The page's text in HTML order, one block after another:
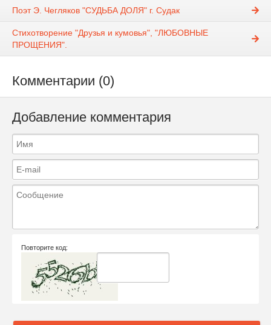
Поэт Э. Чегляков "СУДЬБА ДОЛЯ" г. Судак
Стихотворение "Друзья и кумовья", "ЛЮБОВНЫЕ
ПРОЩЕНИЯ".
Комментарии (0)
Добавление комментария
Повторите код: